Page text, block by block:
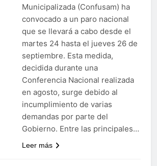
Municipalizada (Confusam) ha
convocado a un paro nacional
que se llevará a cabo desde el
martes 24 hasta el jueves 26 de
septiembre. Esta medida,
decidida durante una
Conferencia Nacional realizada
en agosto, surge debido al
incumplimiento de varias
demandas por parte del
Gobierno. Entre las principales…
Leer más